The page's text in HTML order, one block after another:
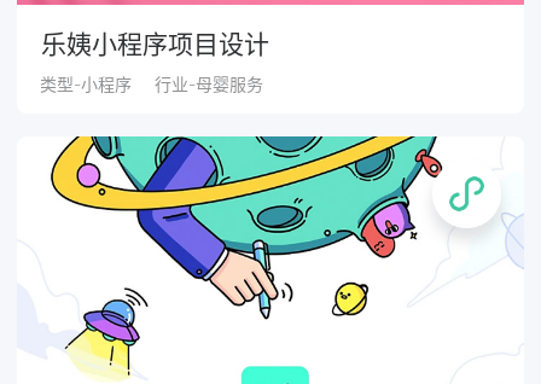
乐姨小程序项目设计
类型-小程序 行业-母婴服务